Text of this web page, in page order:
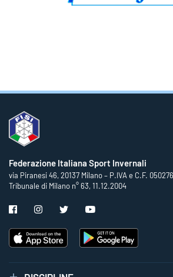
Federazione Italiana Sport Invernali
via Piranesi 46, 20137 Milano – P.IVA e C.F.
Tribunale di Milano n° 63, 11.12.2004